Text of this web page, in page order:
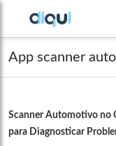
App scanner
Scanner Automotivo no
para Diagnosticar